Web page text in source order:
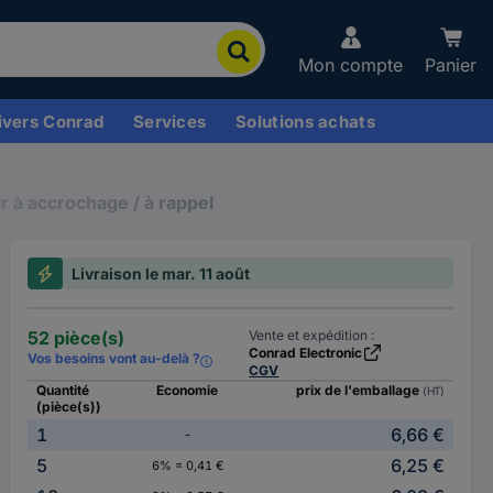
Mon compte Panier
Conrad Services Solutions achats
à accrochage / à rappel
Livraison le mar. 11 août
52 pièce(s)
Vos besoins vont au-delà ?
Vente et expédition :
Conrad Electronic
CGV
Quantité
(pièce(s))
Economie prix de l'emballage (HT)
1 -
6,66 €
5
6% = 0,41 €
6,25 €